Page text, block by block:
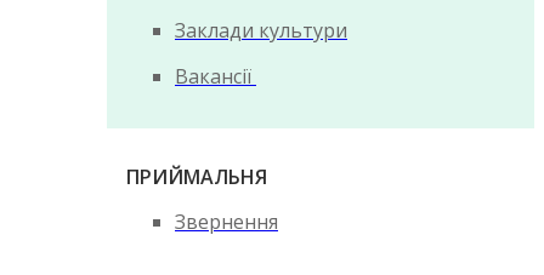
Заклади культури
Вакансії
ПРИЙМАЛЬНЯ
Звернення